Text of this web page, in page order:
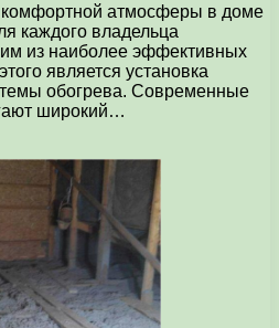
атмосферы в доме
каждого владельца
из наиболее эффективных
является установка
обогрева. Современные
широкий…